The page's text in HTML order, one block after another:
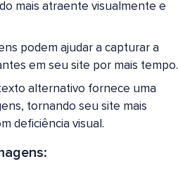
mais atraente visualmente e
podem ajudar a capturar a
em seu site por mais tempo.
alternativo fornece uma
tornando seu site mais
deficiência visual.